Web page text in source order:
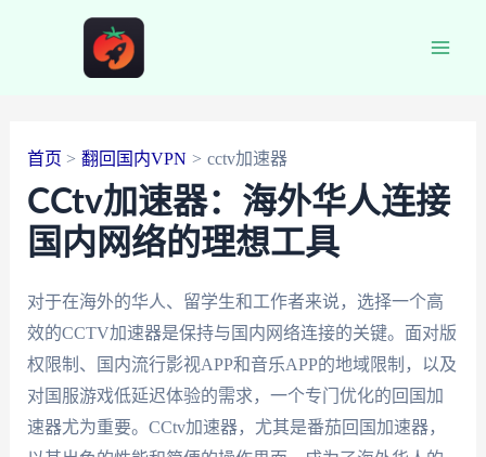
首页 翻回国内VPN cctv加速器
CCtv加速器：海外华人连接
国内网络的理想工具
对于在海外的华人、留学生和工作者来说，选择一个高
效的CCTV加速器是保持与国内网络连接的关键。面对版
权限制、国内流行影视APP和音乐APP的地域限制，以及
对国服游戏低延迟体验的需求，一个专门优化的回国加
速器尤为重要。CCtv加速器，尤其是番茄回国加速器，